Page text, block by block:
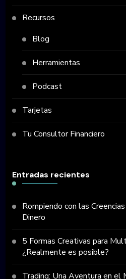
Recursos
Blog
Herramientas
Podcast
Tarjetas
Tu Consultor Financiero
Entradas recientes
Rompiendo con las
Dinero
5 Formas Creativas para
¿Realmente es posible?
Trading: Una Aventura en el